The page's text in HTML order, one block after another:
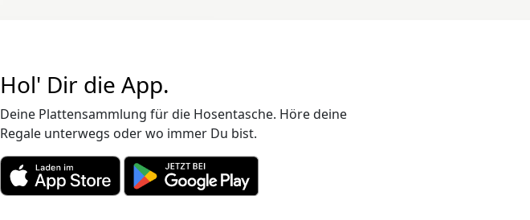
Hol' Dir die App.
Deine Plattensammlung für die Hosentasche. Höre deine
Regale unterwegs oder wo immer Du bist.